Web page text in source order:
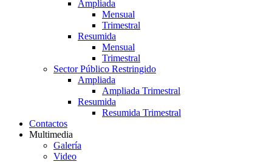
Ampliada
Mensual
Trimestral
Resumida
Mensual
Trimestral
Sector Público Restringido
Ampliada
Ampliada Trimestral
Resumida
Resumida Trimestral
Contactos
Multimedia
Galería
Video